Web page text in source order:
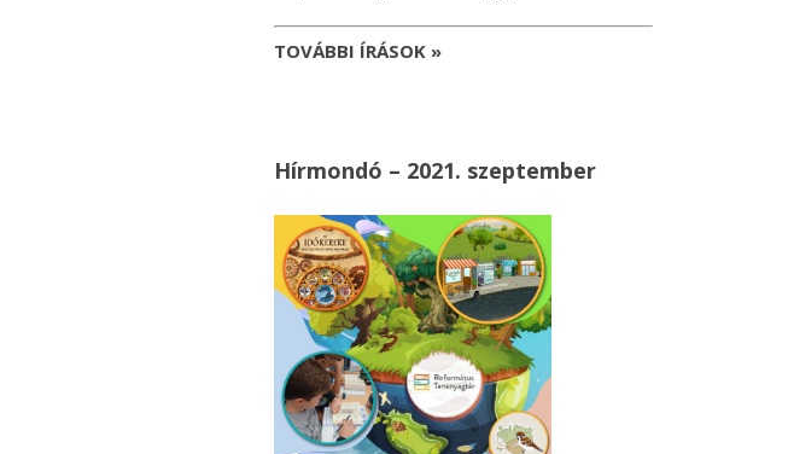
TOVÁBBI ÍRÁSOK »
Hírmondó – 2021. szeptember